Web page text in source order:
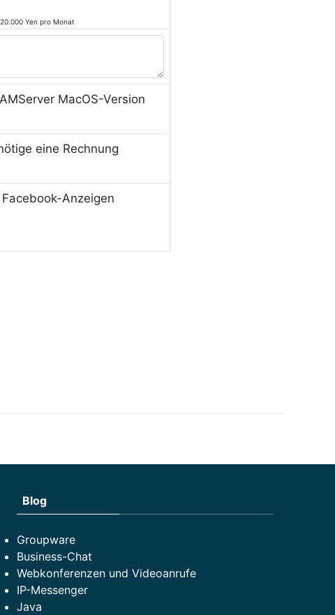
Yen pro Monat
MacOS-Version
eine Rechnung
Facebook-Anzeigen
Blog
Groupware
Business-Chat
Webkonferenzen und Videoanrufe
IP-Messenger
Java